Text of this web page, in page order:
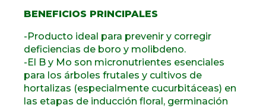
BENEFICIOS PRINCIPALES
-Producto ideal para prevenir y corregir
deficiencias de boro y molibdeno.
-El B y Mo son micronutrientes esenciales
para los árboles frutales y cultivos de
hortalizas (especialmente cucurbitáceas) en
las etapas de inducción floral, germinación